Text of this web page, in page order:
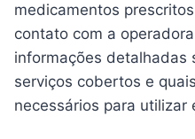
medicamentos
contato com a
informações detalhadas
serviços cobertos e
necessários para utilizar